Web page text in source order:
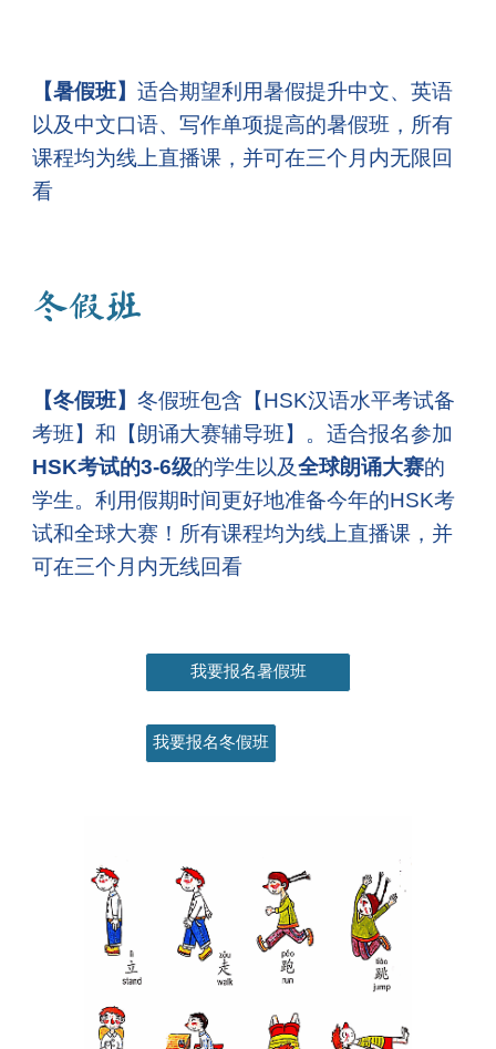
【暑假班】适合期望利用暑假提升中文、英语
以及中文口语、写作单项提高的暑假班，所有
课程均为线上直播课，并可在三个月内无限回
看
冬假 班
【冬假班】冬假班包含【HSK汉语水平考试备
考班】和【朗诵大赛辅导班】。适合报名参加
HSK考试的3-6级的学生以及全球朗诵大赛的
学生。利用假期时间更好地准备今年的HSK考
试和全球大赛！所有课程均为线上直播课，并
可在三个月内无线回看
我要报名暑假班
我要报名冬假班